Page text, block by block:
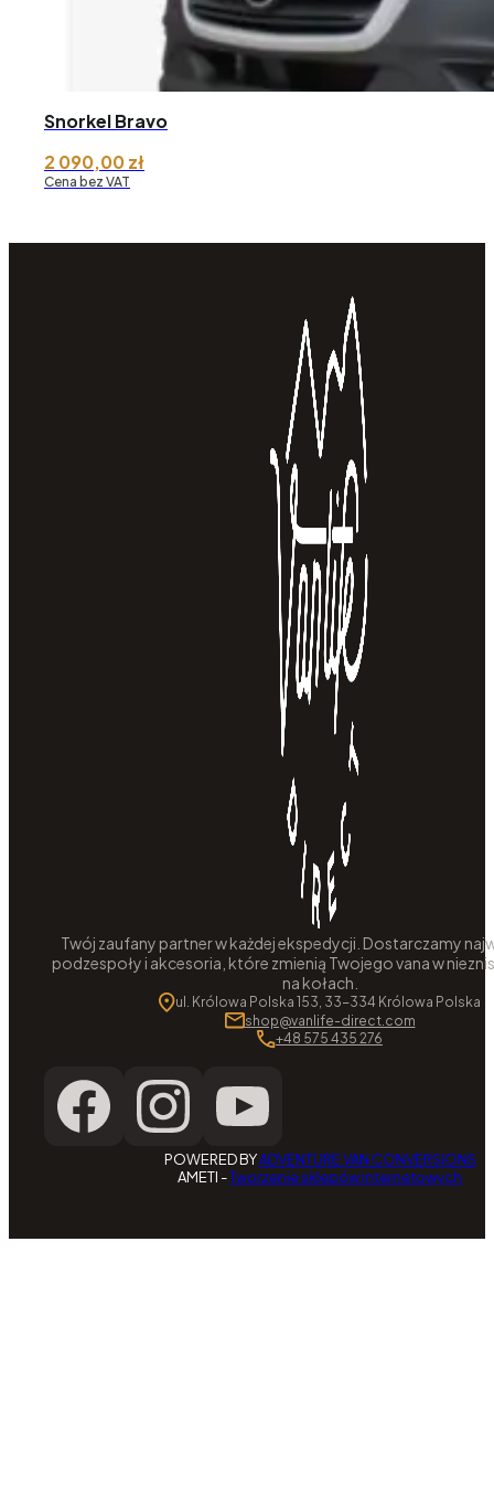
Snorkel Bravo
2 090,00zł
Cena bez VAT
Twój zaufany partner w każdej ekspedycji. Dostarczamy
podzespoły i akcesoria, które zmienią Twojego vana w
na kołach.
ul. Królowa Polska 153, 33-334 Królowa Polska
shop@vanlife-direct.com
+48 575 435 276
POWERED BYADVENTURE VAN CONVERSIONS
AMETI -Tworzenie sklepów internetowych